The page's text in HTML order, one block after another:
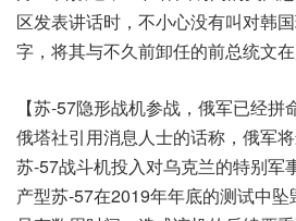
区发表讲话时，不小心没有叫对韩
字，将其与不久前卸任的前总统文在
【苏-57隐形战机参战，俄军已经拼
俄塔社引用消息人士的话称，俄军
苏-57战斗机投入对乌克兰的特别军
产型苏-57在2019年年底的测试中